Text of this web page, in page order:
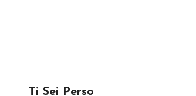
Ti Sei Perso